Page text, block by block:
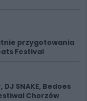
przygotowania
Festival
SNAKE, Bedoes
Chorzów